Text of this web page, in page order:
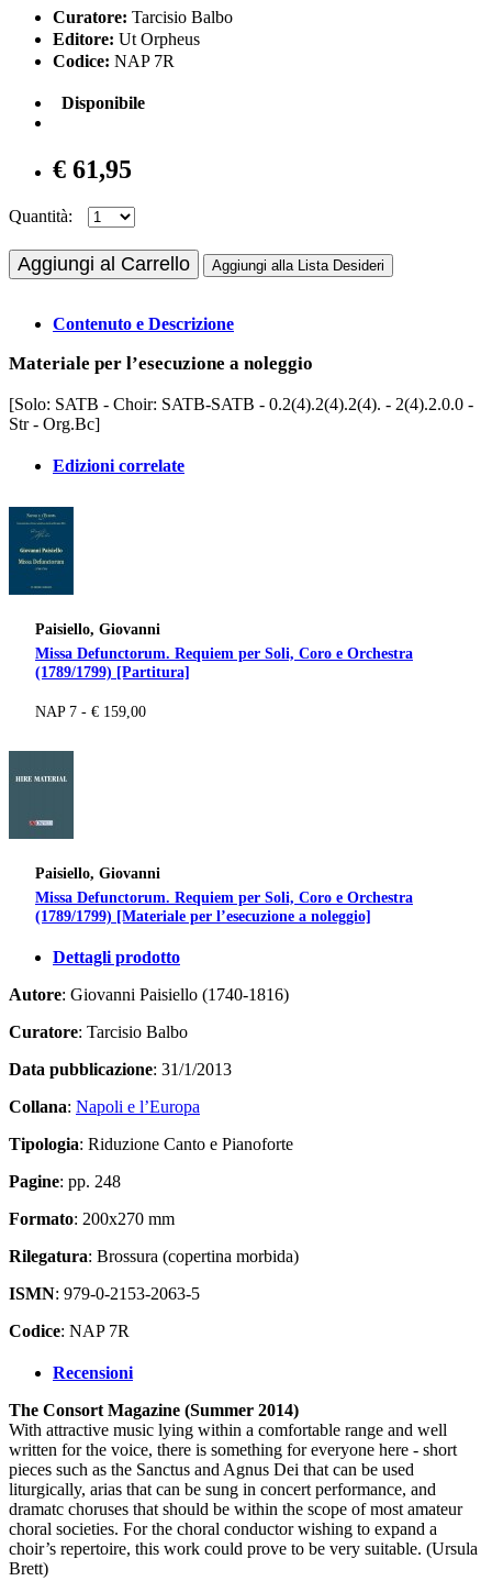
Curatore: Tarcisio Balbo
Editore: Ut Orpheus
Codice: NAP 7R
Disponibile
€ 61,95
Quantità:
Aggiungi al Carrello Aggiungi alla Lista Desideri
Contenuto e Descrizione
Materiale per l’esecuzione a noleggio
[Solo: SATB - Choir: SATB-SATB - 0.2(4).2(4).2(4). - 2(4).2.0.0 -
Str - Org.Bc]
Edizioni correlate
Paisiello, Giovanni
Missa Defunctorum. Requiem per Soli, Coro e Orchestra
(1789/1799) [Partitura]
NAP 7 - € 159,00
Paisiello, Giovanni
Missa Defunctorum. Requiem per Soli, Coro e Orchestra
(1789/1799) [Materiale per l’esecuzione a noleggio]
Dettagli prodotto
Autore: Giovanni Paisiello (1740-1816)
Curatore: Tarcisio Balbo
Data pubblicazione: 31/1/2013
Collana: Napoli e l’Europa
Tipologia: Riduzione Canto e Pianoforte
Pagine: pp. 248
Formato: 200x270 mm
Rilegatura: Brossura (copertina morbida)
ISMN: 979-0-2153-2063-5
Codice: NAP 7R
Recensioni
The Consort Magazine (Summer 2014)
With attractive music lying within a comfortable range and well
written for the voice, there is something for everyone here - short
pieces such as the Sanctus and Agnus Dei that can be used
liturgically, arias that can be sung in concert performance, and
dramatc choruses that should be within the scope of most amateur
choral societies. For the choral conductor wishing to expand a
choir’s repertoire, this work could prove to be very suitable. (Ursula
Brett)